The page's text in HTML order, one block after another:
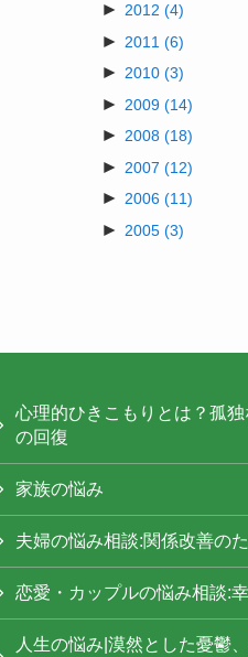
► 2012 (4)
► 2011 (6)
► 2010 (3)
► 2009 (14)
► 2008 (18)
► 2007 (12)
► 2006 (11)
► 2005 (3)
心理的ひきこもりとは？孤
の回復
家族の悩み
夫婦の悩み相談:関係改善の
恋愛・カップルの悩み相談:
人生の悩み|漠然とした憂鬱